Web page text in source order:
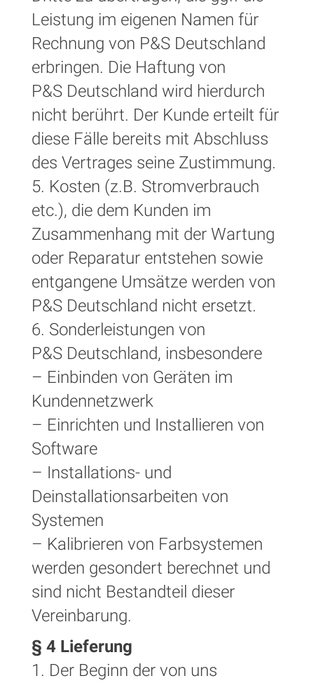
Leistung im eigenen Namen für
Rechnung von P&S Deutschland
erbringen. Die Haftung von
P&S Deutschland wird hierdurch
nicht berührt. Der Kunde erteilt für
diese Fälle bereits mit Abschluss
des Vertrages seine Zustimmung.
5. Kosten (z.B. Stromverbrauch
etc.), die dem Kunden im
Zusammenhang mit der Wartung
oder Reparatur entstehen sowie
entgangene Umsätze werden von
P&S Deutschland nicht ersetzt.
6. Sonderleistungen von
P&S Deutschland, insbesondere
– Einbinden von Geräten im
Kundennetzwerk
– Einrichten und Installieren von
Software
– Installations- und
Deinstallationsarbeiten von
Systemen
– Kalibrieren von Farbsystemen
werden gesondert berechnet und
sind nicht Bestandteil dieser
Vereinbarung.
§ 4 Lieferung
1. Der Beginn der von uns